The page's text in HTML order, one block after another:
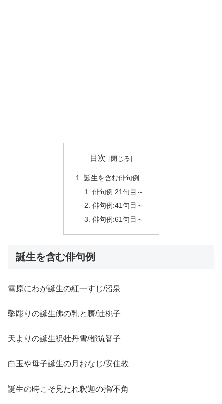
目次
誕生を含む俳句例
俳句例:21句目～
俳句例:41句目～
俳句例:61句目～
誕生を含む俳句例
雪原にわが誕生の紅一すじ/沼泉
鑿彫りの誕生佛の乳と臍/辻桃子
天よりの誕生祝牡丹雪/都筑智子
白玉や母子誕生の月おなじ/安住敦
誕生の時こそ見たれ釈迦の指/不角